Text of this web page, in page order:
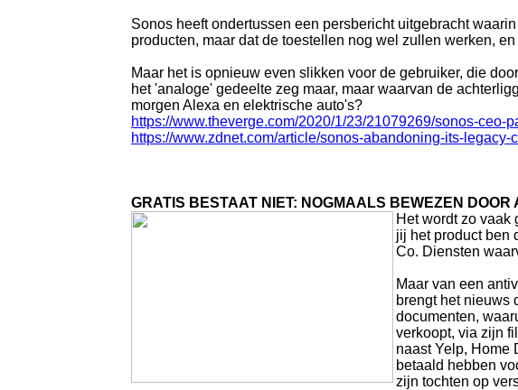
Sonos heeft ondertussen een persbericht uitgebracht
producten, maar dat de toestellen nog wel zullen werken,
Maar het is opnieuw even slikken voor de gebruiker, die
het 'analoge' gedeelte zeg maar, maar waarvan de
morgen Alexa en elektrische auto's?
https://www.theverge.com/2020/1/23/21079269/sonos-
https://www.zdnet.com/article/sonos-abandoning-its-
GRATIS BESTAAT NIET: NOGMAALS BEWEZEN DOOR
Het wordt zo vaak
jij het product ben
Co. Diensten
Maar van een
brengt het nieuws
documenten,
verkoopt, via zijn
naast Yelp, Home
betaald hebben
zijn tochten op